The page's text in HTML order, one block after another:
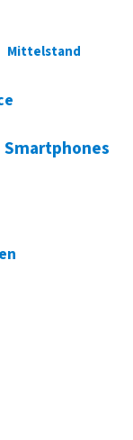
Mittelstand
Smartphones